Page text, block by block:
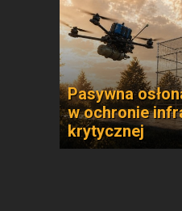
Pasywna
w ochronie
krytycznej